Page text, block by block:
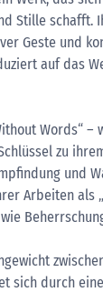
Stille
Geste und
auf das
Words“ –
zu
und
Arbeiten
sich durch